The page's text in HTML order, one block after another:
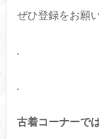
ぜひ登録をお願
.
.
古着コーナーで